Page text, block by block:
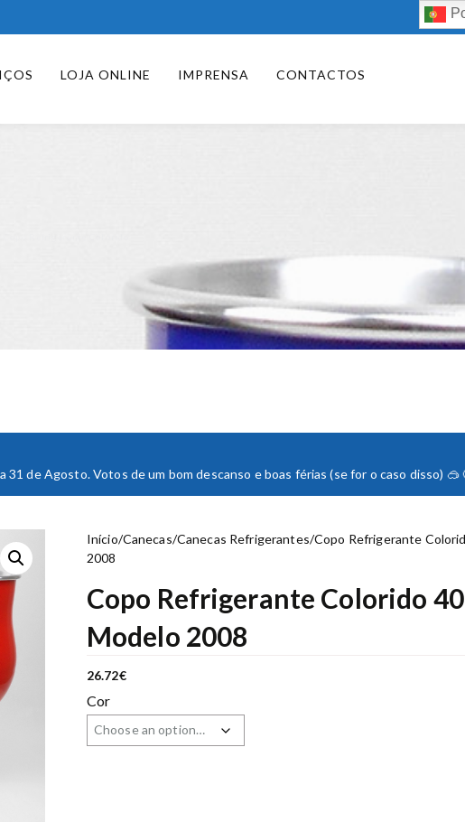
LOJA ONLINE IMPRENSA CONTACTOS
de Agosto. Votos de um bom descanso e boas férias (se for o caso disso) 🥽
Início/Canecas/Canecas Refrigerantes/Copo Refrigerante
2008
Copo Refrigerante Colorido
Modelo 2008
26.72€
Cor